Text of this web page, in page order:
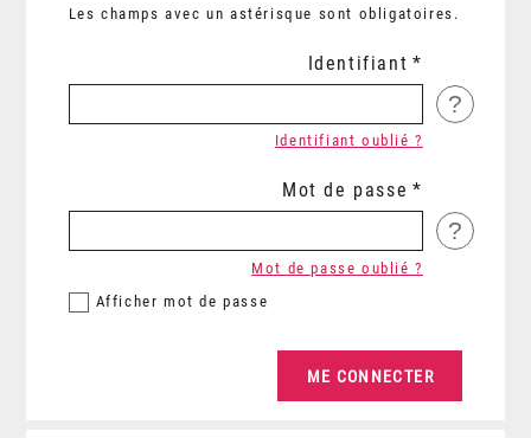
Les champs avec un astérisque sont obligatoires.
Identifiant
?
Identifiant oublié ?
Mot de passe
?
Afficher mot de passe
Mot de passe oublié ?